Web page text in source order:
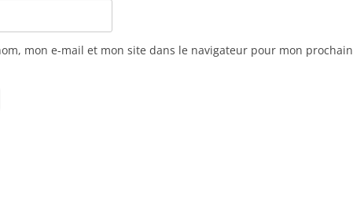
mon e-mail et mon site dans le navigateur pour mon prochain